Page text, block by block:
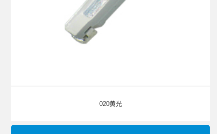
020黄光